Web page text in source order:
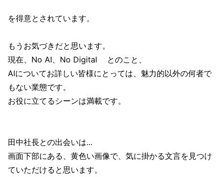
を得意とされています。
もうお気づきだと思います。
現在、No AI、No Digital とのこと、
AIについてお詳しい皆様にとっては、魅力的以外の何者で
もない業態です。
お役に立てるシーンは満載です。
田中社長との出会いは...
画面下部にある、黄色い画像で、気に掛かる文言を見つけ
ていただけると思います。